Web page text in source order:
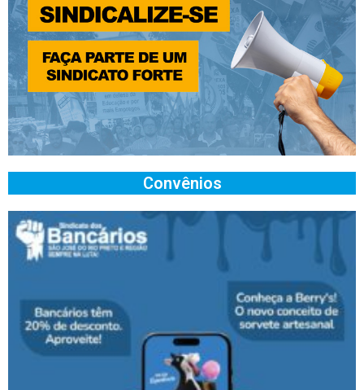
Convênios